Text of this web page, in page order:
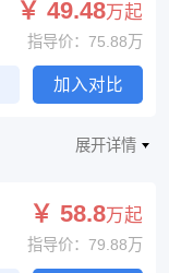
￥ 49.48万起
指导价：75.88万
加入对比
展开详情
￥ 58.8万起
指导价：79.88万